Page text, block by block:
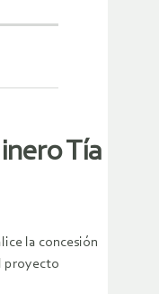
Tía
la concesión
proyecto